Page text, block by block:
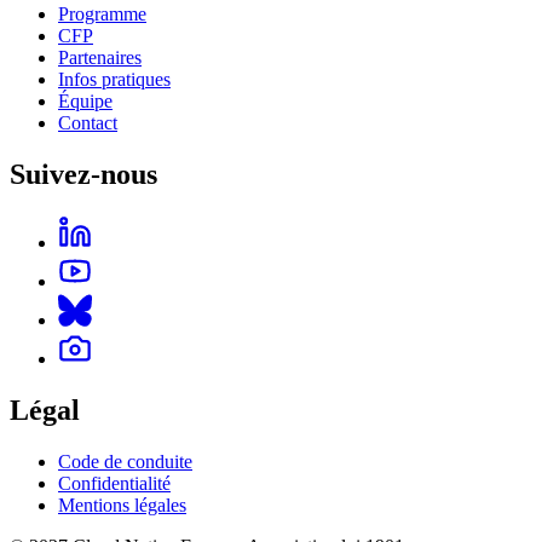
Programme
CFP
Partenaires
Infos pratiques
Équipe
Contact
Suivez-nous
Légal
Code de conduite
Confidentialité
Mentions légales